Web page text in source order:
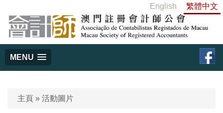
English 繁體中文
MENU
主頁 » 活動圖片